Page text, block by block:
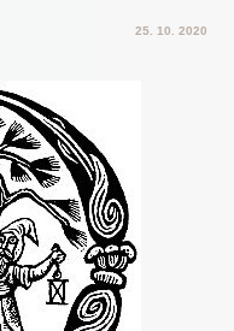
25. 10. 2020